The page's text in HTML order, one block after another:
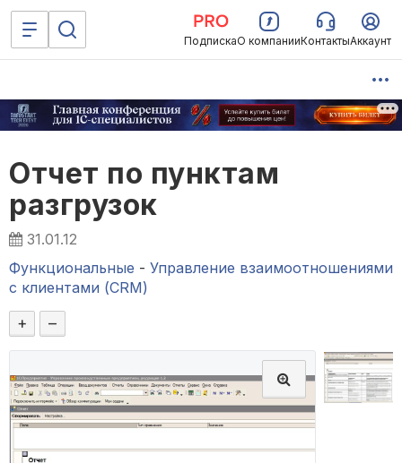
ПодпискаО компанииКонтактыАккаунт
Отчет по пунктам
разгрузок
31.01.12
Функциональные - Управление взаимоотношениями
с клиентами (CRM)
+
–